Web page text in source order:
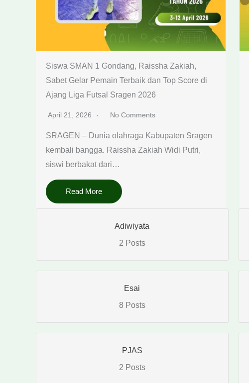
Siswa SMAN 1 Gondang, Raissha Zakiah,
Sabet Gelar Pemain Terbaik dan Top Score di
Ajang Liga Futsal Sragen 2026
April 21, 2026 No Comments
SRAGEN – Dunia olahraga Kabupaten Sragen
kembali bangga. Raissha Zakiah Widi Putri,
siswi berbakat dari…
Read More
Adiwiyata
2 Posts
Esai
8 Posts
PJAS
2 Posts